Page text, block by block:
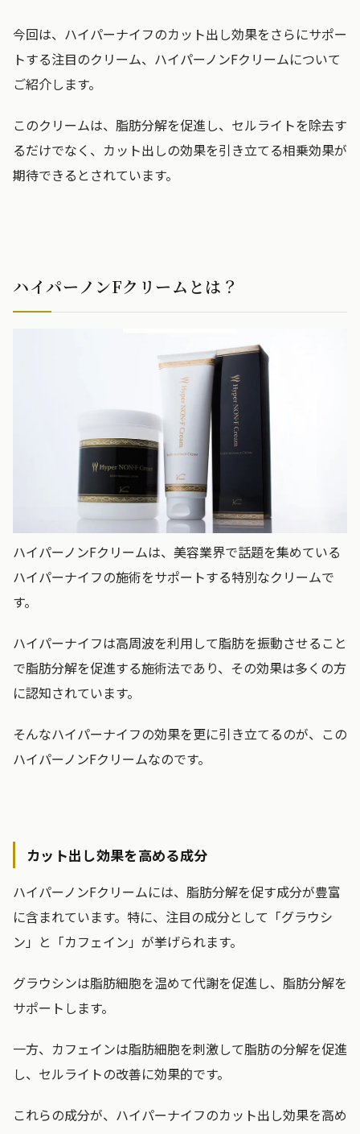
今回は、ハイパーナイフのカット出し効果をさらにサポー
トする注目のクリーム、ハイパーノンFクリームについて
ご紹介します。
このクリームは、脂肪分解を促進し、セルライトを除去す
るだけでなく、カット出しの効果を引き立てる相乗効果が
期待できるとされています。
ハイパーノンFクリームとは？
ハイパーノンFクリームは、美容業界で話題を集めている
ハイパーナイフの施術をサポートする特別なクリームで
す。
ハイパーナイフは高周波を利用して脂肪を振動させること
で脂肪分解を促進する施術法であり、その効果は多くの方
に認知されています。
そんなハイパーナイフの効果を更に引き立てるのが、この
ハイパーノンFクリームなのです。
カット出し効果を高める成分
ハイパーノンFクリームには、脂肪分解を促す成分が豊富
に含まれています。特に、注目の成分として「グラウシ
ン」と「カフェイン」が挙げられます。
グラウシンは脂肪細胞を温めて代謝を促進し、脂肪分解を
サポートします。
一方、カフェインは脂肪細胞を刺激して脂肪の分解を促進
し、セルライトの改善に効果的です。
これらの成分が、ハイパーナイフのカット出し効果を高め